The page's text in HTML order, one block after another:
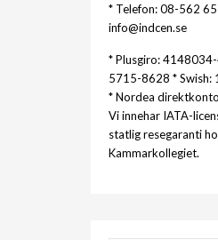
* Telefon: 08-562
info@indcen.se
* Plusgiro:
5715-8628 *
* Nordea
Vi innehar IATA-
statlig resegaranti
Kammarkollegiet.